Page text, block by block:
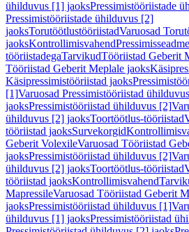
ühilduvus [1] jaoksPressimistööriistade
Pressimistööriistade ühilduvus [2]
jaoksTorutöötlustööriistadVaruosad
jaoksKontrollimisvahend
tööriistadegaTarvikudTööriistad Geberit
Tööriistad Geberit Meplale jaoks
Käsipressimistööriistad jaoks
[1]Varuosad Pressimistööriistad
jaoksPressimistööriistad ühilduvus [2]
ühilduvus [2] jaoksToortöötlus-tööriistad
tööriistad jaoksSurvekorgid
Geberit VolexileVaruosad Tööriistad
jaoksPressimistööriistad ühilduvus [2]
ühilduvus [2] jaoksToortöötlus-tööriistad
tööriistad jaoksKontrollimisvahend
MapressileVaruosad Tööriistad Geberit
jaoksPressimistööriistad ühilduvus [1]
ühilduvus [1] jaoksPressimistööriistad